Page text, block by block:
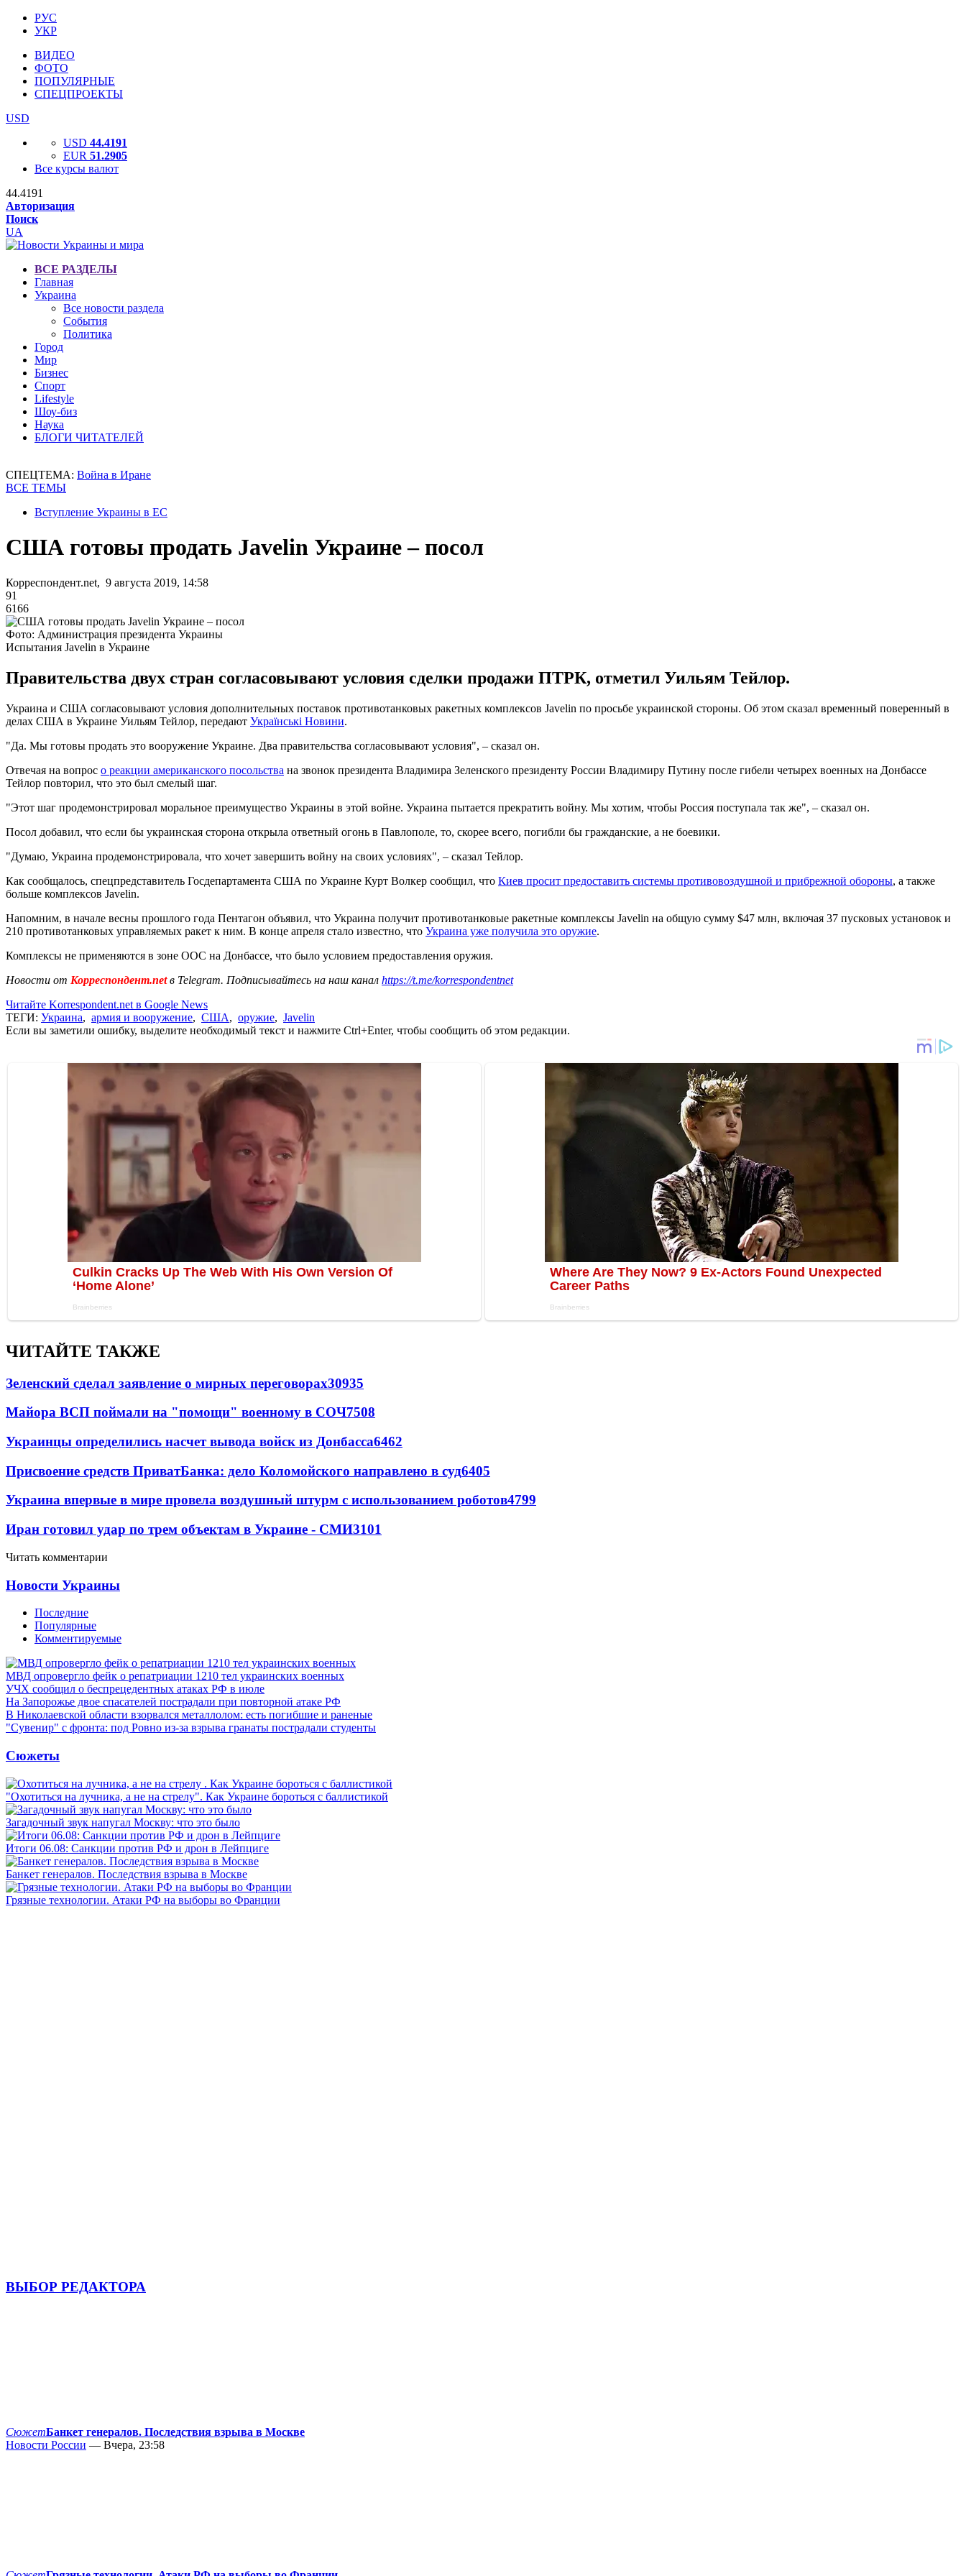
РУС
УКР
ВИДЕО
ФОТО
ПОПУЛЯРНЫЕ
СПЕЦПРОЕКТЫ
USD
USD 44.4191
EUR 51.2905
Все курсы валют
44.4191
Авторизация
Поиск
UA
ВСЕ РАЗДЕЛЫ
Главная
Украина
Все новости раздела
События
Политика
Город
Мир
Бизнес
Спорт
Lifestyle
Шоу-биз
Наука
БЛОГИ ЧИТАТЕЛЕЙ
СПЕЦТЕМА: Война в Иране
ВСЕ ТЕМЫ
Вступление Украины в ЕС
США готовы продать Javelin Украине – посол
Корреспондент.net, 9 августа 2019, 14:58
91
6166
Фото: Администрация президента Украины
Испытания Javelin в Украине
Правительства двух стран согласовывают условия сделки продажи ПТРК, отметил Уильям Тейлор.
Украина и США согласовывают условия дополнительных поставок противотанковых ракетных комплексов Javelin по просьбе украинской стороны. Об этом сказал временный поверенный в
делах США в Украине Уильям Тейлор, передают Українськi Новини.
"Да. Мы готовы продать это вооружение Украине. Два правительства согласовывают условия", – сказал он.
Отвечая на вопрос о реакции американского посольства на звонок президента Владимира Зеленского президенту России Владимиру Путину после гибели четырех военных на Донбассе
Тейлор повторил, что это был смелый шаг.
"Этот шаг продемонстрировал моральное преимущество Украины в этой войне. Украина пытается прекратить войну. Мы хотим, чтобы Россия поступала так же", – сказал он.
Посол добавил, что если бы украинская сторона открыла ответный огонь в Павлополе, то, скорее всего, погибли бы гражданские, а не боевики.
"Думаю, Украина продемонстрировала, что хочет завершить войну на своих условиях", – сказал Тейлор.
Как сообщалось, спецпредставитель Госдепартамента США по Украине Курт Волкер сообщил, что Киев просит предоставить системы противовоздушной и прибрежной обороны, а также
больше комплексов Javelin.
Напомним, в начале весны прошлого года Пентагон объявил, что Украина получит противотанковые ракетные комплексы Javelin на общую сумму $47 млн, включая 37 пусковых установок и
210 противотанковых управляемых ракет к ним. В конце апреля стало известно, что Украина уже получила это оружие.
Комплексы не применяются в зоне ООС на Донбассе, что было условием предоставления оружия.
Новости от Корреспондент.netв Telegram. Подписывайтесь на наш канал https://t.me/korrespondentnet
Читайте Korrespondent.net в Google News
ТЕГИ: Украина, армия и вооружение, США, оружие, Javelin
Если вы заметили ошибку, выделите необходимый текст и нажмите Ctrl+Enter, чтобы сообщить об этом редакции.
ЧИТАЙТЕ ТАКЖЕ
Зеленский сделал заявление о мирных переговорах30935
Майора ВСП поймали на "помощи" военному в СОЧ7508
Украинцы определились насчет вывода войск из Донбасса6462
Присвоение средств ПриватБанка: дело Коломойского направлено в суд6405
Украина впервые в мире провела воздушный штурм с использованием роботов4799
Иран готовил удар по трем объектам в Украине - СМИ3101
Читать комментарии
Новости Украины
Последние
Популярные
Комментируемые
МВД опровергло фейк о репатриации 1210 тел украинских военных
УЧХ сообщил о беспрецедентных атаках РФ в июле
На Запорожье двое спасателей пострадали при повторной атаке РФ
В Николаевской области взорвался металлолом: есть погибшие и раненые
"Сувенир" с фронта: под Ровно из-за взрыва гранаты пострадали студенты
Сюжеты
"Охотиться на лучника, а не на стрелу". Как Украине бороться с баллистикой
Загадочный звук напугал Москву: что это было
Итоги 06.08: Санкции против РФ и дрон в Лейпциге
Банкет генералов. Последствия взрыва в Москве
Грязные технологии. Атаки РФ на выборы во Франции
ВЫБОР РЕДАКТОРА
СюжетБанкет генералов. Последствия взрыва в Москве
Новости России — Вчера, 23:58